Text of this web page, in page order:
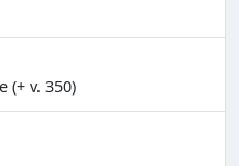
(+ v. 350)